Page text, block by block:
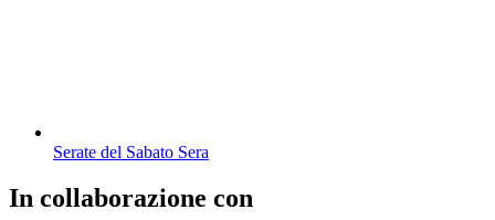
Serate del Sabato Sera
In collaborazione con